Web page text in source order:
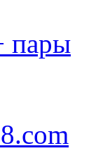
пары